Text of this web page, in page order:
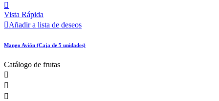

Vista Rápida
Añadir a lista de deseos
Mango Avión (Caja de 5 unidades)
Catálogo de frutas


